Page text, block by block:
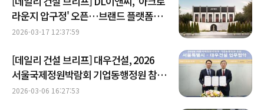
라운지 압구정' 오픈…브랜드 플랫폼
확장 外
2026-03-17 12:37:59
[데일리 건설 브리프] 대우건설, 2026
서울국제정원박람회 기업동행정원 참여
外
2026-03-06 16:27:53